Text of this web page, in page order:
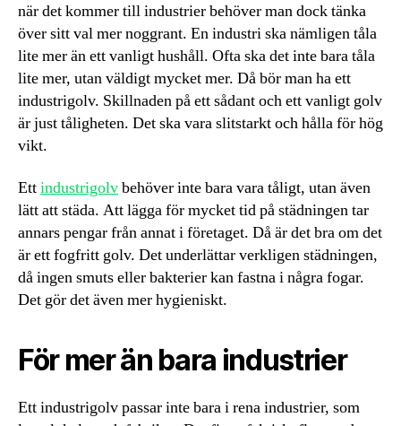
när det kommer till industrier behöver man dock tänka
över sitt val mer noggrant. En industri ska nämligen tåla
lite mer än ett vanligt hushåll. Ofta ska det inte bara tåla
lite mer, utan väldigt mycket mer. Då bör man ha ett
industrigolv. Skillnaden på ett sådant och ett vanligt golv
är just tåligheten. Det ska vara slitstarkt och hålla för hög
vikt.
Ettindustrigolvbehöver inte bara vara tåligt, utan även
lätt att städa. Att lägga för mycket tid på städningen tar
annars pengar från annat i företaget. Då är det bra om det
är ett fogfritt golv. Det underlättar verkligen städningen,
då ingen smuts eller bakterier kan fastna i några fogar.
Det gör det även mer hygieniskt.
För mer än bara industrier
Ett industrigolv passar inte bara i rena industrier, som